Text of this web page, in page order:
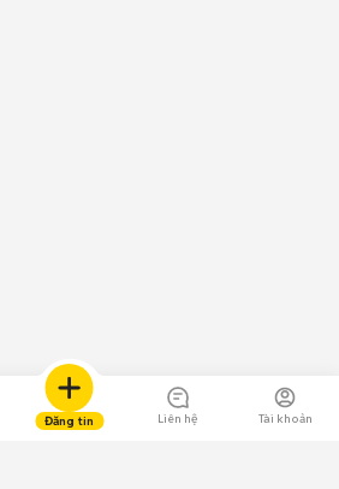
Đăng tin Liên hệ Tài khoản